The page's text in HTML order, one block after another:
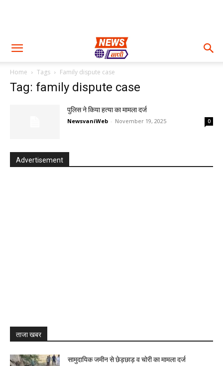
Home Tags Family dispute case
Tag: family dispute case
पुलिस ने किया हत्या का मामला दर्ज
NewsvaniWeb - November 19, 2025 0
Advertisement
ताजा खबर
सामुदायिक जमीन से छेड़छाड़ व चोरी का मामला दर्ज